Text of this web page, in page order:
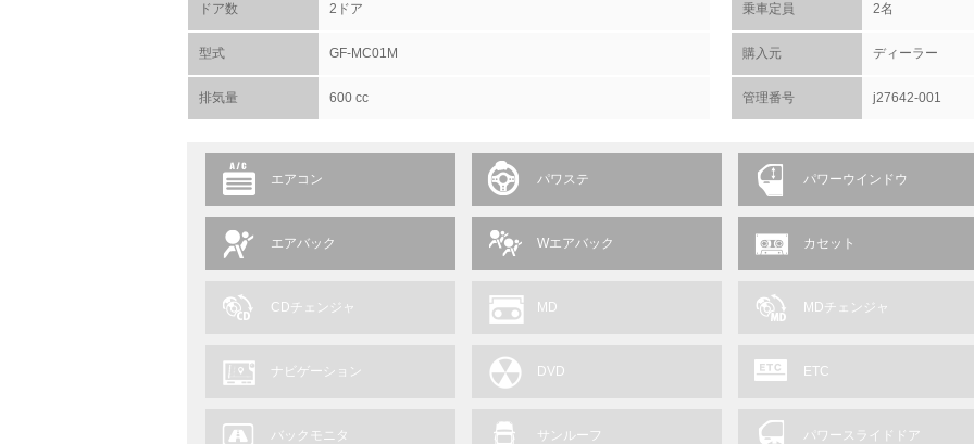
ドア数 2ドア 乗車定員 2名
型式 GF-MC01M 購入元 ディーラー
排気量 600 cc 管理番号 j27642-001
エアコン パワステ パワーウインドウ
エアバック Wエアバック カセット
CDチェンジャ MD MDチェンジャ
ナビゲーション DVD ETC
バックモニタ サンルーフ パワースライドドア